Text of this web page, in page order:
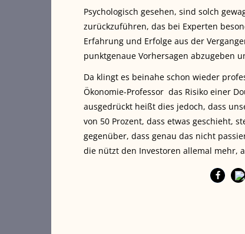
Psychologisch gesehen, sind solch
zurückzuführen, das bei Experten
Erfahrung und Erfolge aus der
punktgenaue Vorhersagen abzugeben
Da klingt es beinahe schon wieder
Ökonomie-Professor das Risiko einer
ausgedrückt heißt dies jedoch, dass
von 50 Prozent, dass etwas geschieht,
gegenüber, dass genau das nicht
die nützt den Investoren allemal mehr,